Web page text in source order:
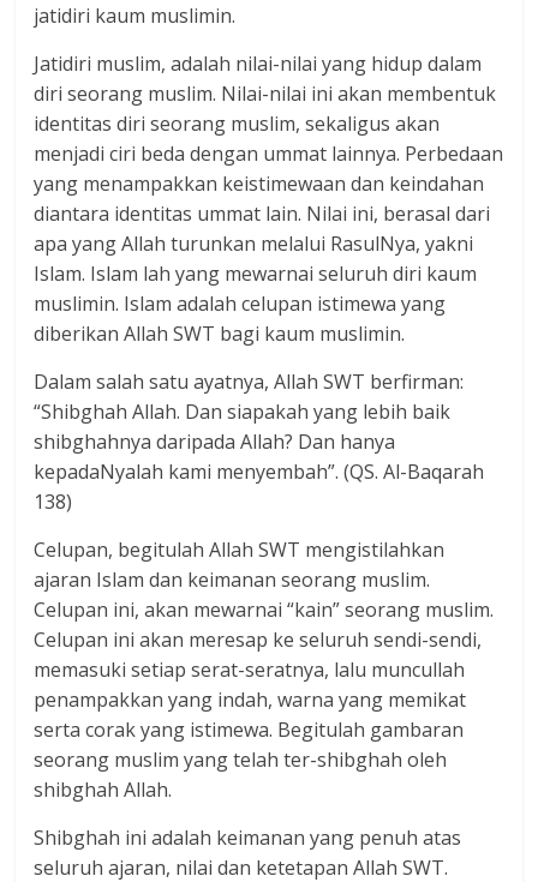
jatidiri kaum muslimin.
Jatidiri muslim, adalah nilai-nilai yang hidup dalam
diri seorang muslim. Nilai-nilai ini akan membentuk
identitas diri seorang muslim, sekaligus akan
menjadi ciri beda dengan ummat lainnya. Perbedaan
yang menampakkan keistimewaan dan keindahan
diantara identitas ummat lain. Nilai ini, berasal dari
apa yang Allah turunkan melalui RasulNya, yakni
Islam. Islam lah yang mewarnai seluruh diri kaum
muslimin. Islam adalah celupan istimewa yang
diberikan Allah SWT bagi kaum muslimin.
Dalam salah satu ayatnya, Allah SWT berfirman:
“Shibghah Allah. Dan siapakah yang lebih baik
shibghahnya daripada Allah? Dan hanya
kepadaNyalah kami menyembah”. (QS. Al-Baqarah
138)
Celupan, begitulah Allah SWT mengistilahkan
ajaran Islam dan keimanan seorang muslim.
Celupan ini, akan mewarnai “kain” seorang muslim.
Celupan ini akan meresap ke seluruh sendi-sendi,
memasuki setiap serat-seratnya, lalu muncullah
penampakkan yang indah, warna yang memikat
serta corak yang istimewa. Begitulah gambaran
seorang muslim yang telah ter-shibghah oleh
shibghah Allah.
Shibghah ini adalah keimanan yang penuh atas
seluruh ajaran, nilai dan ketetapan Allah SWT.